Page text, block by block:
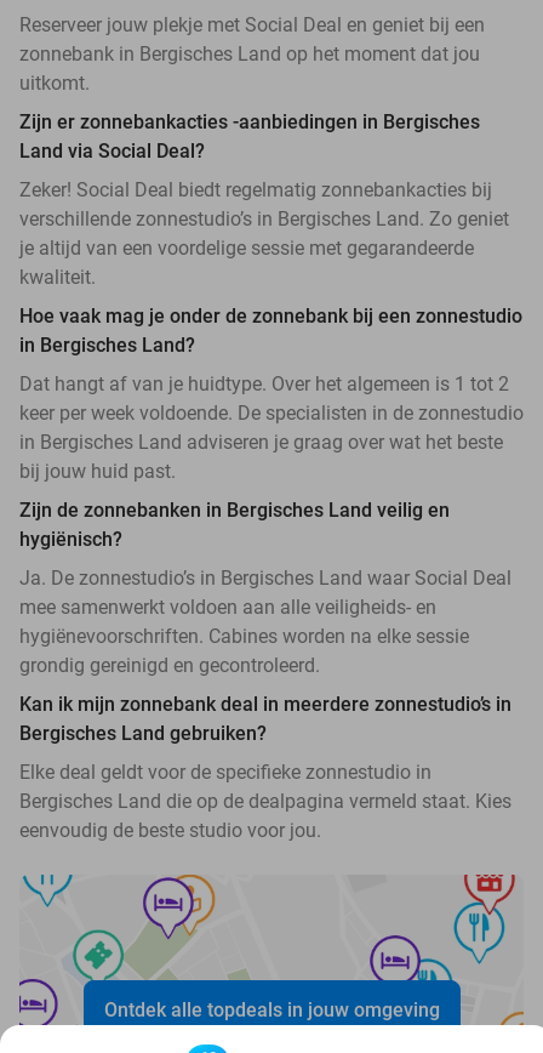
Reserveer jouw plekje met Social Deal en geniet bij een
zonnebank in Bergisches Land op het moment dat jou
uitkomt.
Zijn er zonnebankacties -aanbiedingen in Bergisches
Land via Social Deal?
Zeker! Social Deal biedt regelmatig zonnebankacties bij
verschillende zonnestudio’s in Bergisches Land. Zo geniet
je altijd van een voordelige sessie met gegarandeerde
kwaliteit.
Hoe vaak mag je onder de zonnebank bij een zonnestudio
in Bergisches Land?
Dat hangt af van je huidtype. Over het algemeen is 1 tot 2
keer per week voldoende. De specialisten in de zonnestudio
in Bergisches Land adviseren je graag over wat het beste
bij jouw huid past.
Zijn de zonnebanken in Bergisches Land veilig en
hygiënisch?
Ja. De zonnestudio’s in Bergisches Land waar Social Deal
mee samenwerkt voldoen aan alle veiligheids- en
hygiënevoorschriften. Cabines worden na elke sessie
grondig gereinigd en gecontroleerd.
Kan ik mijn zonnebank deal in meerdere zonnestudio’s in
Bergisches Land gebruiken?
Elke deal geldt voor de specifieke zonnestudio in
Bergisches Land die op de dealpagina vermeld staat. Kies
eenvoudig de beste studio voor jou.
Ontdek alle topdeals in jouw omgeving